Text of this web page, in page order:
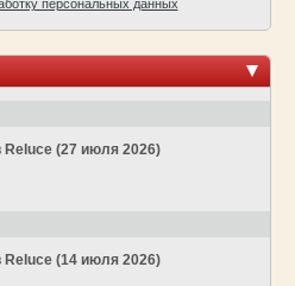
персональных данных
Reluce (27 июля 2026)
Reluce (14 июля 2026)